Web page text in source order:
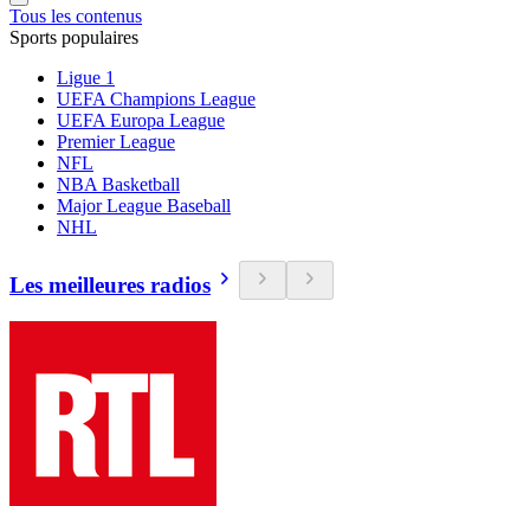
Tous les contenus
Sports populaires
Ligue 1
UEFA Champions League
UEFA Europa League
Premier League
NFL
NBA Basketball
Major League Baseball
NHL
Les meilleures radios